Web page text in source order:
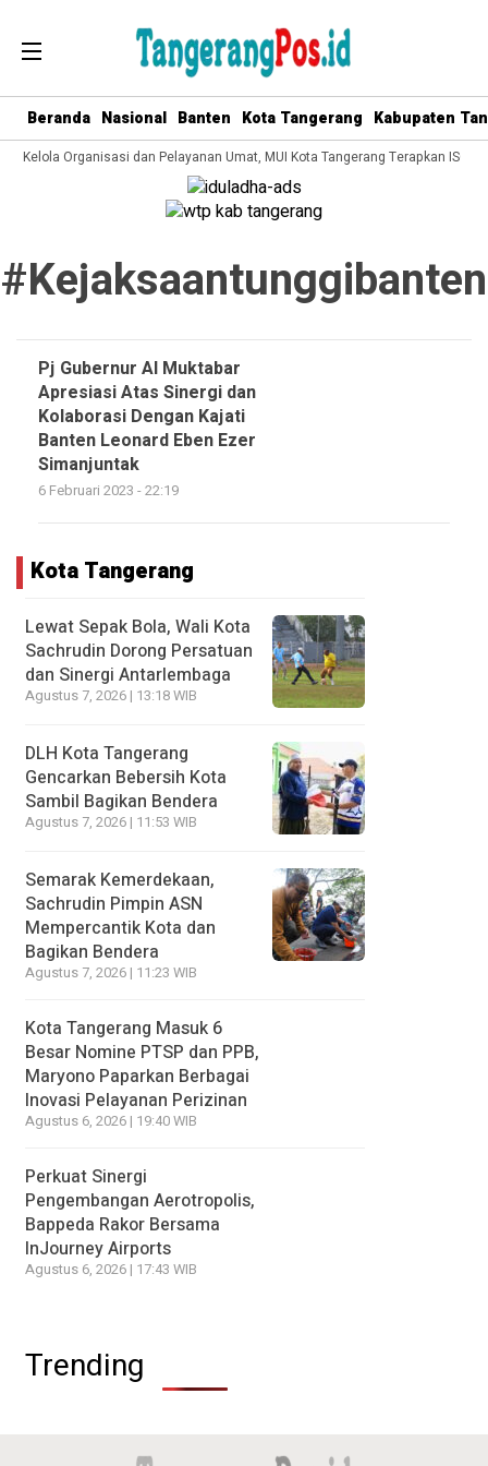
Beranda Nasional Banten Kota Tangerang Kabupaten
Kelola Organisasi dan Pelayanan Umat, MUI Kota Tangerang Terapkan ISO
#kejaksaantunggibanten
Pj Gubernur Al Muktabar
Apresiasi Atas Sinergi dan
Kolaborasi Dengan Kajati
Banten Leonard Eben Ezer
Simanjuntak
6 Februari 2023 - 22:19
Kota Tangerang
Lewat Sepak Bola, Wali Kota
Sachrudin Dorong Persatuan
dan Sinergi Antarlembaga
Agustus 7, 2026 | 13:18 WIB
DLH Kota Tangerang
Gencarkan Bebersih Kota
Sambil Bagikan Bendera
Agustus 7, 2026 | 11:53 WIB
Semarak Kemerdekaan,
Sachrudin Pimpin ASN
Mempercantik Kota dan
Bagikan Bendera
Agustus 7, 2026 | 11:23 WIB
Kota Tangerang Masuk 6
Besar Nomine PTSP dan PPB,
Maryono Paparkan Berbagai
Inovasi Pelayanan Perizinan
Agustus 6, 2026 | 19:40 WIB
Perkuat Sinergi
Pengembangan Aerotropolis,
Bappeda Rakor Bersama
InJourney Airports
Agustus 6, 2026 | 17:43 WIB
Trending